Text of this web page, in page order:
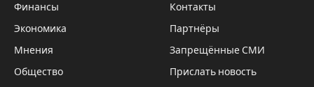
Финансы
Экономика
Мнения
Общество
Контакты
Партнёры
Запрещённые СМИ
Прислать новость